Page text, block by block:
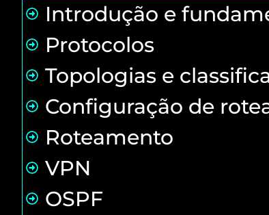
Introdução e
Protocolos
Topologias e
Configuração de
Roteamento
VPN
OSPF